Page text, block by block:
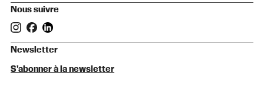
Nous suivre
Newsletter
S'abonner à la newsletter